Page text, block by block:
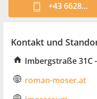
+43 6628...
Kontakt und
Imbergstraße 31C
roman-moser.at